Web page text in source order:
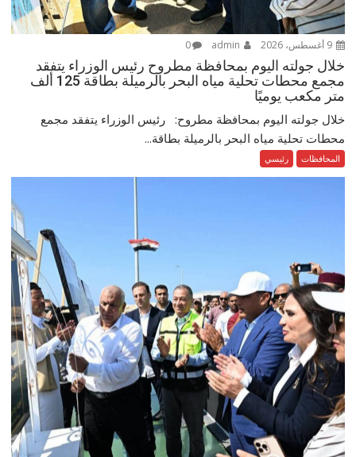
9 أغسطس، 2026 0
خلال جولته اليوم بمحافظة مطروح رئيس الوزراء يتفقد
مجمع محطات تحلية مياه البحر بالرميلة بطاقة 125 ألف
متر مكعب يوميًا
خلال جولته اليوم بمحافظة مطروح: رئيس الوزراء يتفقد مجمع
محطات تحلية مياه البحر بالرميلة بطاقة...
المحافظات رئيسي